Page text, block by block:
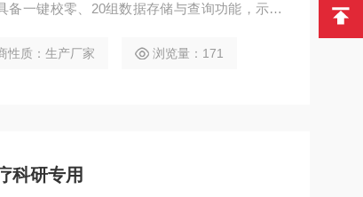
备一键校零、20组数据存储与查询功能，示值
悬液浓度测定。
性质：生产厂家 浏览量：171
科研专用